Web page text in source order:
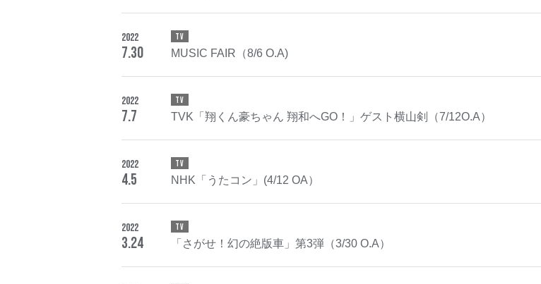
2022
7.30
TV
MUSIC FAIR（8/6 O.A)
2022
7.7
TV
TVK「翔くん豪ちゃん 翔和へGO！」ゲスト横山剣（7/12O.A）
2022
4.5
TV
NHK「うたコン」(4/12 OA）
2022
3.24
TV
「さがせ！幻の絶版車」第3弾（3/30 O.A）